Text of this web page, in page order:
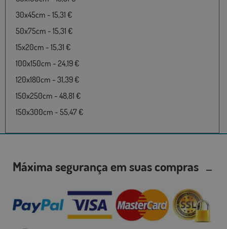
30x45cm - 15,31 €
50x75cm - 15,31 €
15x20cm - 15,31 €
100x150cm - 24,19 €
120x180cm - 31,39 €
150x250cm - 48,81 €
150x300cm - 55,47 €
Máxima segurança em suas compras